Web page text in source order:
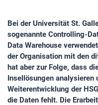
Bei der Universität St.
sogenannte Controlling-
Data Warehouse
der Organisation mit den
hat aber zur Folge, dass
Insellösungen analysieren
Weiterentwicklung der
die Daten fehlt. Die